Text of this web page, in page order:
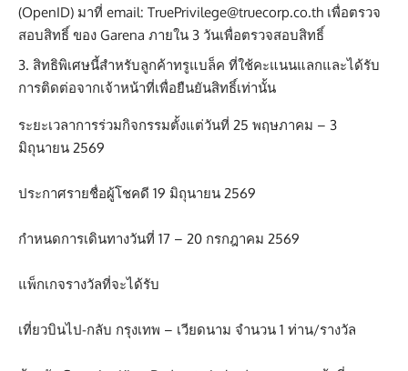
(OpenID) มาที่ email: TruePrivilege@truecorp.co.th เพื่อตรวจ
สอบสิทธิ์ ของ Garena ภายใน 3 วันเพื่อตรวจสอบสิทธิ์
สิทธิพิเศษนี้สำหรับลูกค้าทรูแบล็ค ที่ใช้คะแนนแลกและได้รับ
การติดต่อจากเจ้าหน้าที่เพื่อยืนยันสิทธิ์เท่านั้น
ระยะเวลาการร่วมกิจกรรมตั้งแต่วันที่ 25 พฤษภาคม – 3
มิถุนายน 2569
ประกาศรายชื่อผู้โชคดี 19 มิถุนายน 2569
กำหนดการเดินทางวันที่ 17 – 20 กรกฎาคม 2569
แพ็กเกจรางวัลที่จะได้รับ
เที่ยวบินไป-กลับ กรุงเทพ – เวียดนาม จํานวน 1 ท่าน/รางวัล